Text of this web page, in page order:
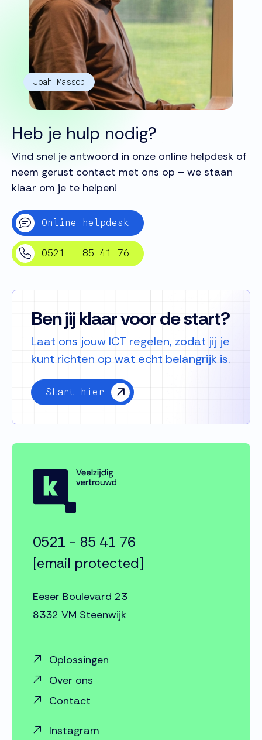
Heb je hulp nodig?
Vind snel je antwoord in onze online helpdesk of
neem gerust contact met ons op – we staan
klaar om je te helpen!
Online helpdesk
0521 - 85 41 76
Joah Massop
Ben jij klaar voor de start?
Laat ons jouw ICT regelen, zodat jij je
kunt richten op wat echt belangrijk is.
Start hier
0521 - 85 41 76
[email protected]
Eeser Boulevard 23
8332 VM Steenwijk
Oplossingen
Over ons
Contact
Instagram